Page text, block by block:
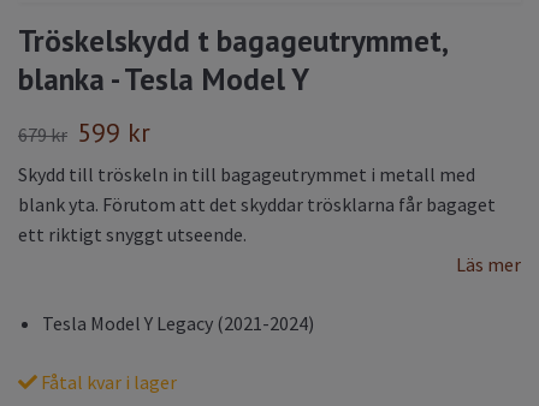
Tröskelskydd t bagageutrymmet,
blanka - Tesla Model Y
679 kr 599 kr
Skydd till tröskeln in till bagageutrymmet i metall med
blank yta. Förutom att det skyddar trösklarna får bagaget
ett riktigt snyggt utseende.
Läs mer
Tesla Model Y Legacy (2021-2024)
Fåtal kvar i lager